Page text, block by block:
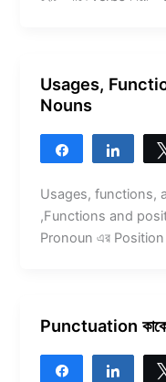
Usages,
Nouns
Share Share
Usages, functions,
,Functions and
Pronoun এর
Punctuation কাকে
Share Share